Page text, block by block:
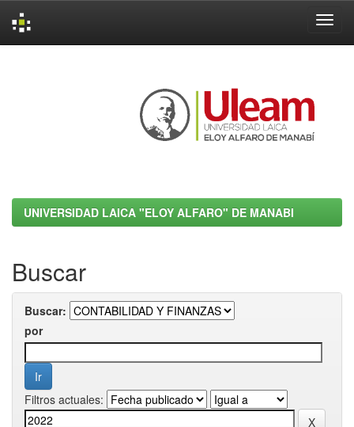
UNIVERSIDAD LAICA "ELOY ALFARO" DE MANABI
Buscar
Buscar:
por
Filtros actuales: